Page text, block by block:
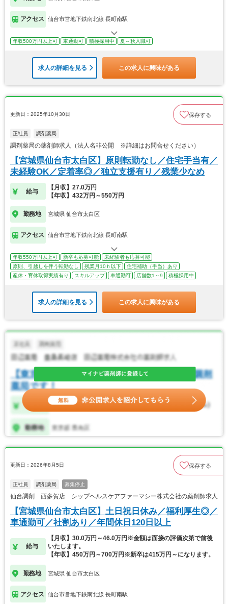
アクセス 仙台市営地下鉄南北線 長町南駅
年収500万円以上可 車通勤可 積極採用中 夏～秋入職可
求人の詳細を見る この求人に興味がある
更新日：2025年10月30日 保存する
正社員 調剤薬局
調剤薬局の薬剤師求人（法人名非公開 ※詳細はお問合せください）
【宮城県仙台市太白区】原則転勤なし／住宅手当有／
未経験OK／定着率◎／独立支援有り／残業少なめ
給与
【月収】27.0万円
【年収】432万円～550万円
勤務地 宮城県 仙台市太白区
アクセス 仙台市営地下鉄南北線 長町南駅
年収550万円以上可 新卒も応募可能
未経験者も応募可能
原則、引越しを伴う転勤なし
残業月10ｈ以下
住宅補助（手当）あり
産休・育休取得実績有り
スキルアップ 車通勤可 店舗数1～9 積極採用中
求人の詳細を見る この求人に興味がある
更新日：2026年8月5日 保存する
正社員 調剤薬局 募集停止
仙台調剤 西多賀店 シップヘルスケアファーマシー株式会社の薬剤師求人
【宮城県仙台市太白区】土日祝日休み／福利厚生◎／
車通勤可／社割あり／年間休日120日以上
給与
【月収】30.0万円～46.0万円※金額は面接の評価次第で前後
いたします。
【年収】450万円～700万円※新卒は415万円～になります。
勤務地 宮城県 仙台市太白区
アクセス 仙台市営地下鉄南北線 長町南駅